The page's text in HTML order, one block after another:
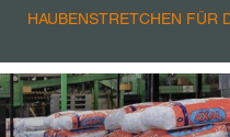
HAUBENSTRETCHEN FÜR